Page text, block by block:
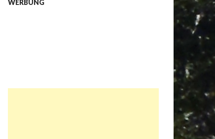
WERBUNG